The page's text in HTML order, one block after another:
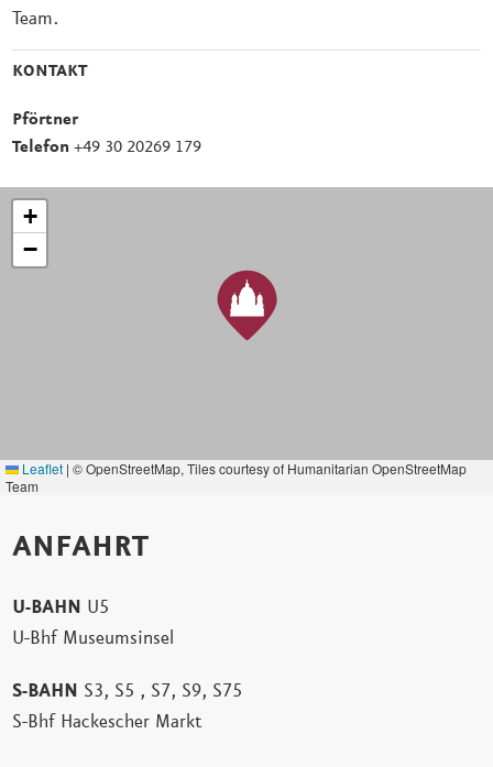
Team.
KONTAKT
Pförtner
Telefon +49 30 20269 179
+
−
Leaflet | © OpenStreetMap, Tiles courtesy of Humanitarian OpenStreetMap
Team
ANFAHRT
U-BAHN U5
U-Bhf Museumsinsel
S-BAHN S3, S5 , S7, S9, S75
S-Bhf Hackescher Markt